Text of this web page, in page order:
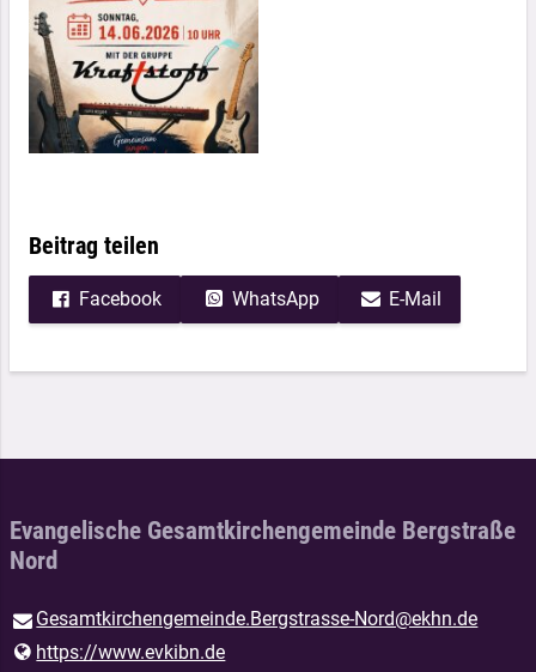
Beitrag teilen
Facebook WhatsApp E-Mail
Evangelische Gesamtkirchengemeinde Bergstraße
Nord
Gesamtkirchengemeinde.​Bergstrasse-Nord@​ekhn.​de
https://www.​evkibn.​de